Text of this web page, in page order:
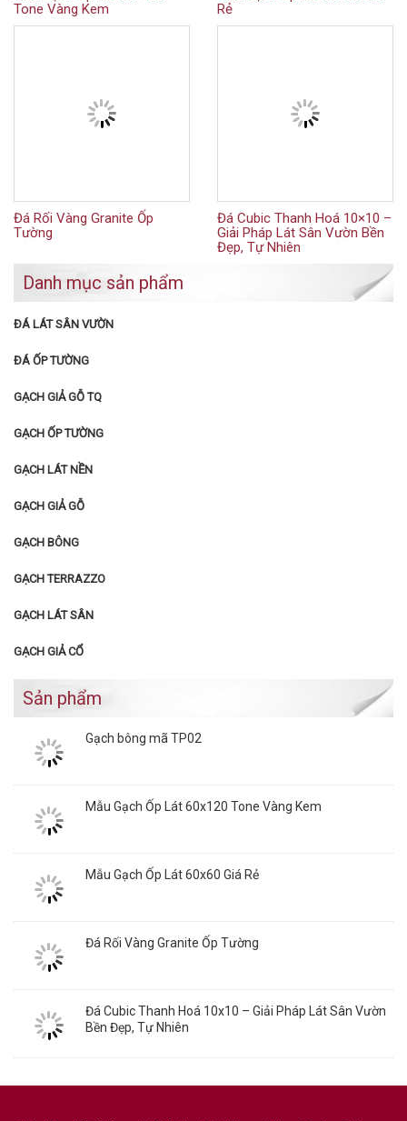
Tone Vàng Kem
Rẻ
Đá Rối Vàng Granite Ốp
Tường
Đá Cubic Thanh Hoá 10×10 –
Giải Pháp Lát Sân Vườn Bền
Đẹp, Tự Nhiên
Danh mục sản phẩm
ĐÁ LÁT SÂN VƯỜN
ĐÁ ỐP TƯỜNG
GẠCH GIẢ GỖ TQ
GẠCH ỐP TƯỜNG
GẠCH LÁT NỀN
GẠCH GIẢ GỖ
GẠCH BÔNG
GẠCH TERRAZZO
GẠCH LÁT SÂN
GẠCH GIẢ CỔ
Sản phẩm
Gạch bông mã TP02
Mẫu Gạch Ốp Lát 60x120 Tone Vàng Kem
Mẫu Gạch Ốp Lát 60x60 Giá Rẻ
Đá Rối Vàng Granite Ốp Tường
Đá Cubic Thanh Hoá 10x10 – Giải Pháp Lát Sân Vườn
Bền Đẹp, Tự Nhiên